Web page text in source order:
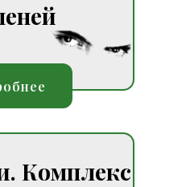
Комплекс